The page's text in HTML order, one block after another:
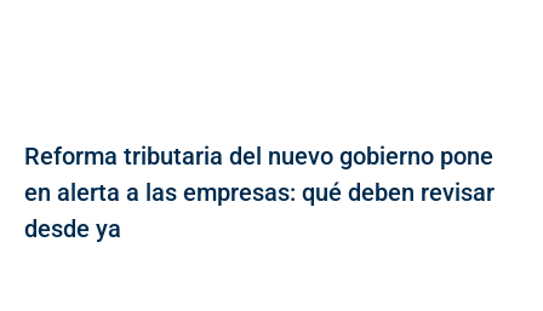
Reforma tributaria del nuevo gobierno pone
en alerta a las empresas: qué deben revisar
desde ya